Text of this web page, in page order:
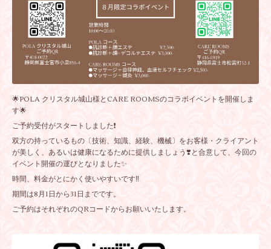
🌟POLA クリスタル城山様とCARE ROOMSのコラボイベントを開催しま
す🌟
ご予約受付がスタートしました❗
双方の持っているもの〔技術、知識、経験、機械〕をお客様・クライアント
が美しく、あるいは健康になるために提供しましょう❣️と合意して、今回の
イベント開催の運びとなりました✨
時間、料金がとにかく使いやすいです‼️
期間は8月1日から31日までです。
ご予約はそれぞれのQRコードからお願いいたします。